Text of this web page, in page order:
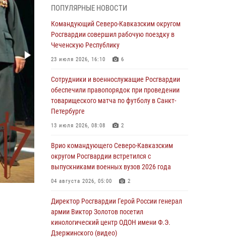
Представители ФСБ России по Уральскому
округу Росгвардии и ветераны военной
контрразведки почтили память Николая
Кузнецова
07 августа 2026, 12:00
Ветеран войск правопорядка генерал-майор
Иван Пияшев – герой выпуска «Легенды
армии с Александром Маршалом»
07 августа 2026, 12:00
подняться на крышу Смольного собора в
Санкт-Петербурге (видео)
07 августа 2026, 11:34 3 1
основам взрывобезопасности
07 августа 2026, 11:33
Рэпер ST посетил раненых росгвардейцев в
ПОПУЛЯРНЫЕ НОВОСТИ
Командующий Северо-Кавказским округом
Росгвардии совершил рабочую поездку в
Чеченскую Республику
23 июля 2026, 16:10 6
Сотрудники и военнослужащие Росгвардии
обеспечили правопорядок при проведении
товарищеского матча по футболу в Санкт-
Петербурге
13 июля 2026, 08:08 2
Врио командующего Северо-Кавказским
округом Росгвардии встретился с
выпускниками военных вузов 2026 года
04 августа 2026, 05:00 2
Директор Росгвардии Герой России генерал
армии Виктор Золотов посетил
кинологический центр ОДОН имени Ф.Э.
Дзержинского (видео)